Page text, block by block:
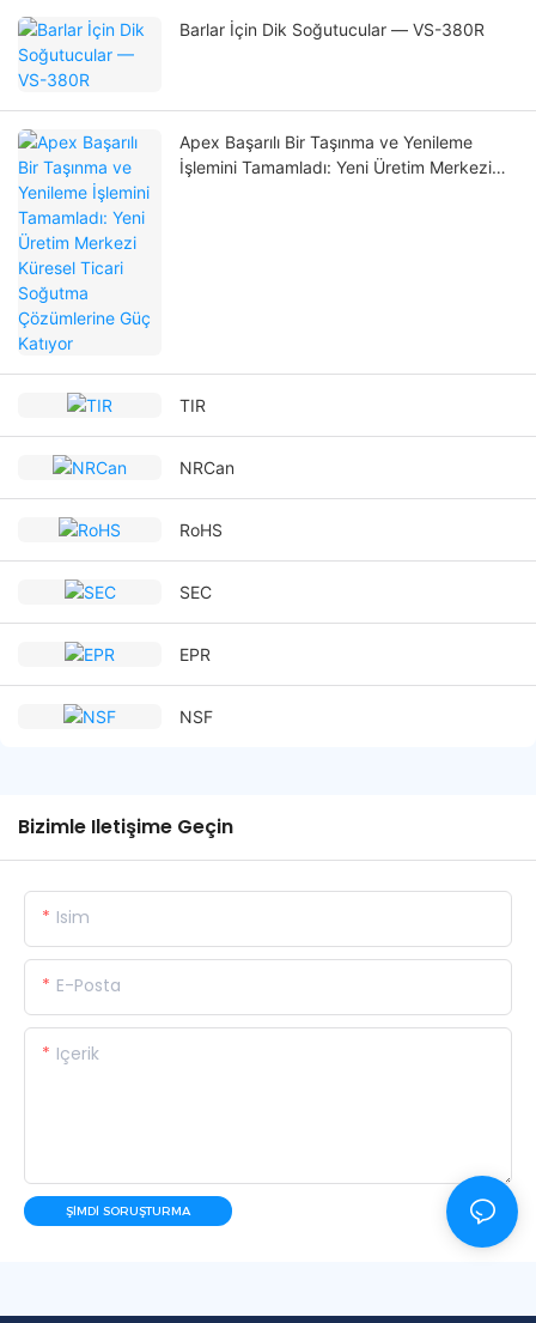
Barlar İçin Dik Soğutucular — VS-380R
Apex Başarılı Bir Taşınma ve Yenileme
İşlemini Tamamladı: Yeni Üretim Merkezi
TIR
NRCan
RoHS
SEC
EPR
NSF
Bizimle Iletişime Geçin
Isim
E-Posta
Içerik
ŞIMDI SORUŞTURMA